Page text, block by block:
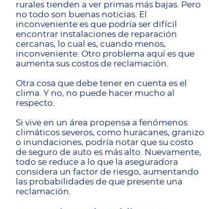
rurales tienden a ver primas más bajas. Pero
no todo son buenas noticias. El
inconveniente es que podría ser difícil
encontrar instalaciones de reparación
cercanas, lo cual es, cuando menos,
inconveniente. Otro problema aquí es que
aumenta sus costos de reclamación.
Otra cosa que debe tener en cuenta es el
clima. Y no, no puede hacer mucho al
respecto.
Si vive en un área propensa a fenómenos
climáticos severos, como huracanes, granizo
o inundaciones, podría notar que su costo
de seguro de auto es más alto. Nuevamente,
todo se reduce a lo que la aseguradora
considera un factor de riesgo, aumentando
las probabilidades de que presente una
reclamación.